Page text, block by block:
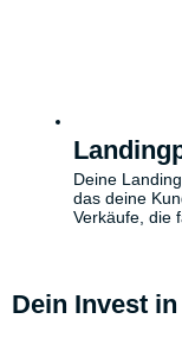
Deine
das deine
Verkäufe, die
Dein Invest